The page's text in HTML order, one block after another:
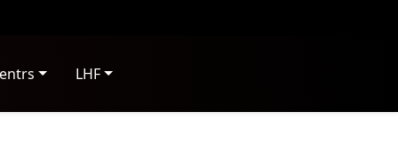
LHF